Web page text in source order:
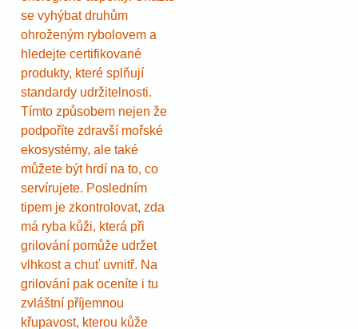
se vyhýbat druhům
ohroženým rybolovem a
hledejte certifikované
produkty, které splňují
standardy udržitelnosti.
Tímto způsobem nejen že
podpoříte zdravší mořské
ekosystémy, ale také
můžete být hrdí na to, co
servírujete. Posledním
tipem je zkontrolovat, zda
má ryba kůži, která při
grilování pomůže udržet
vlhkost a chuť uvnitř. Na
grilování pak oceníte i tu
zvláštní příjemnou
křupavost, kterou kůže